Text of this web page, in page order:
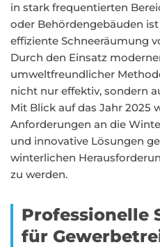
in stark frequentierten
oder Behördengebäuden
effiziente Schneeräumung
Durch den Einsatz
umweltfreundlicher
nicht nur effektiv, sondern
Mit Blick auf das Jahr 2025
Anforderungen an die
und innovative Lösungen
winterlichen
zu werden.
Professionelle
für